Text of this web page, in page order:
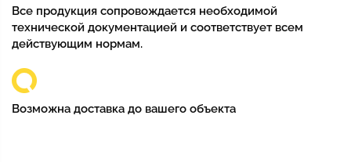
Все продукция сопровождается необходимой
технической документацией и соответствует всем
действующим нормам.
Возможна доставка до вашего объекта